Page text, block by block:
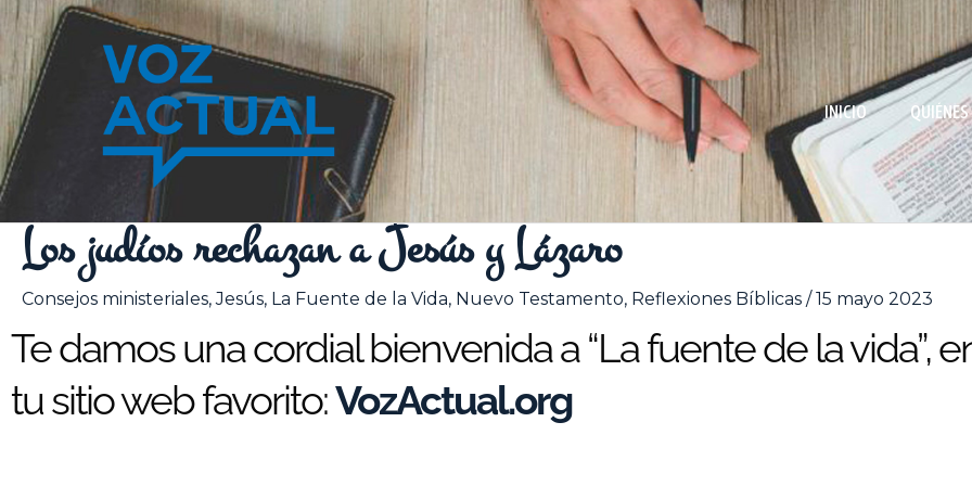
contenido
INICIO
Los judíos rechazan a Jesús y Lázaro
Consejos ministeriales,Jesús, La Fuente de la Vida, Nuevo Testamento, Reflexiones Bíblicas /15 mayo 2023
Te damos una cordial bienvenida a “La fuente de la vida”,
tu sitio web favorito:VozActual.org